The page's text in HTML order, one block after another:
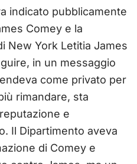
indicato pubblicamente
Comey e la
New York Letitia James
in un messaggio
come privato per
rimandare, sta
e
Il Dipartimento aveva
di Comey e